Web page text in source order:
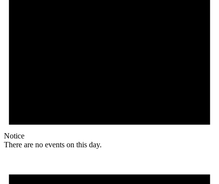
Notice
There are no events on this day.